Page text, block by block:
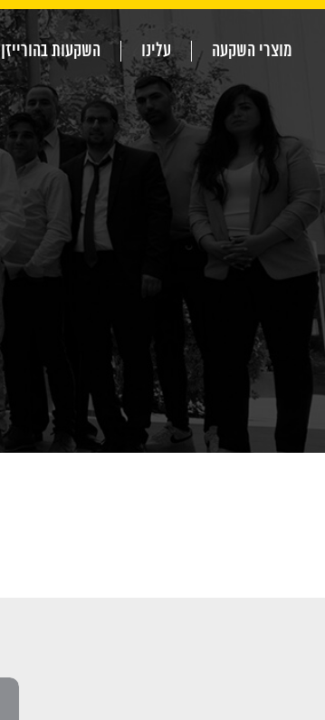
מוצרי השקעה עלינו השקעות בהורייזן